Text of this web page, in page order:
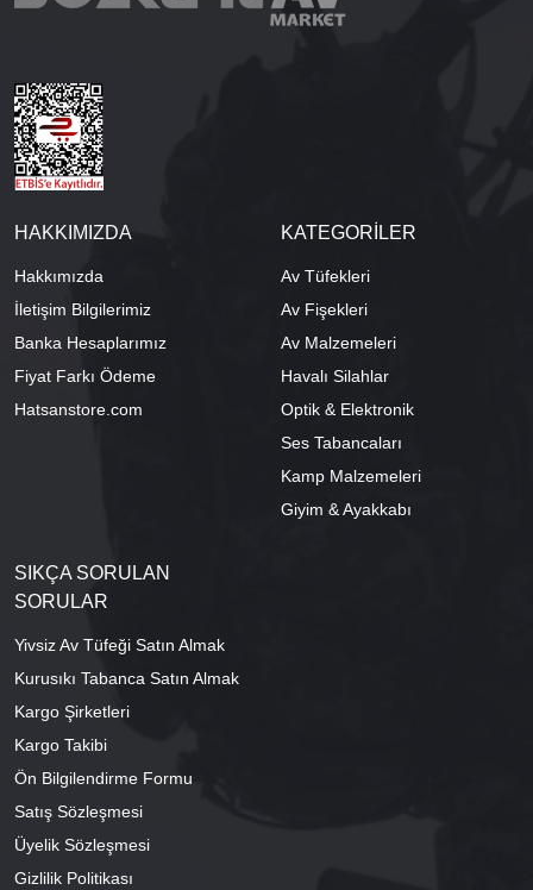
HAKKIMIZDA
Hakkımızda
İletişim Bilgilerimiz
Banka Hesaplarımız
Fiyat Farkı Ödeme
Hatsanstore.com
KATEGORİLER
Av Tüfekleri
Av Fişekleri
Av Malzemeleri
Havalı Silahlar
Optik & Elektronik
Ses Tabancaları
Kamp Malzemeleri
Giyim & Ayakkabı
SIKÇA SORULAN
SORULAR
Yivsiz Av Tüfeği Satın Almak
Kurusıkı Tabanca Satın Almak
Kargo Şirketleri
Kargo Takibi
Ön Bilgilendirme Formu
Satış Sözleşmesi
Üyelik Sözleşmesi
Gizlilik Politikası